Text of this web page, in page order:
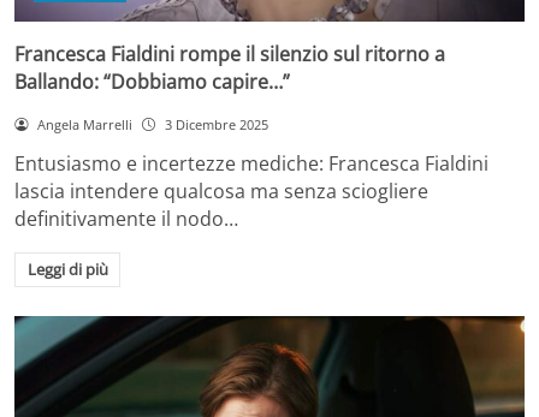
Francesca Fialdini rompe il silenzio sul ritorno a
Ballando: “Dobbiamo capire…”
Angela Marrelli 3 Dicembre 2025
Entusiasmo e incertezze mediche: Francesca Fialdini
lascia intendere qualcosa ma senza sciogliere
definitivamente il nodo…
Leggi di più